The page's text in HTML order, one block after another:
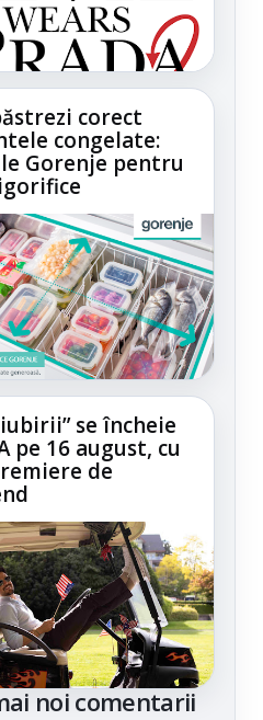
corect
congelate:
Gorenje pentru
se încheie
pe 16 august, cu
de
noi comentarii